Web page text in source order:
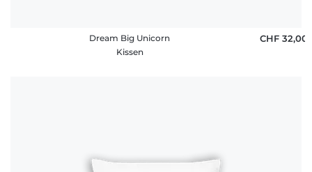
Dream Big Unicorn
Kissen
CHF 32,00